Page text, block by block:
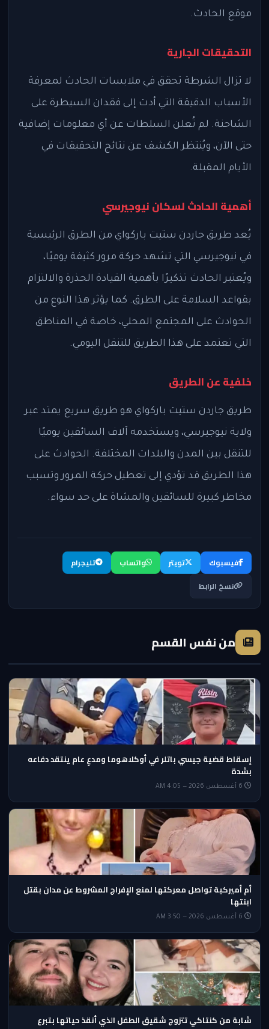
موقع الحادث.
التحقيقات الجارية
لا تزال الشرطة تحقق في ملابسات الحادث لمعرفة
الأسباب الدقيقة التي أدت إلى فقدان السيطرة على
الشاحنة. لم تُعلن السلطات عن أي معلومات إضافية
حتى الآن، ويُنتظر الكشف عن نتائج التحقيقات في
الأيام المقبلة.
أهمية الحادث لسكان نيوجيرسي
يُعد طريق جاردن ستيت باركواي من الطرق الرئيسية
في نيوجيرسي التي تشهد حركة مرور كثيفة يوميًا،
ويُعتبر الحادث تذكيرًا بأهمية القيادة الحذرة والالتزام
بقواعد السلامة على الطرق. كما يؤثر هذا النوع من
الحوادث على المجتمع المحلي، خاصة في المناطق
التي تعتمد على هذا الطريق للتنقل اليومي.
خلفية عن الطريق
طريق جاردن ستيت باركواي هو طريق سريع يمتد عبر
ولاية نيوجيرسي، ويستخدمه آلاف السائقين يوميًا
للتنقل بين المدن والبلدات المختلفة. الحوادث على
هذا الطريق قد تؤدي إلى تعطيل حركة المرور وتسبب
مخاطر كبيرة للسائقين والمشاة على حد سواء.
فيسبوك تويتر واتساب
تليجرام
نسخ الرابط
من نفس القسم
إسقاط قضية جيسي باتلر في أوكلاهوما ومدعٍ عام ينتقد دفاعه
بشدة
أم أميركية تواصل معركتها لمنع الإفراج المشروط عن مدان بقتل
ابنتها
شابة من كنتاكي تتزوج شقيق الطفل الذي أنقذ حياتها بتبرع